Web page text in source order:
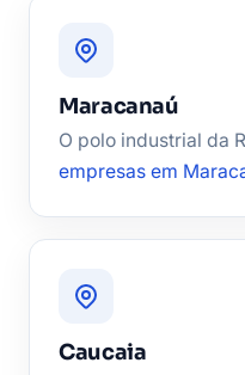
Maracanaú
O polo industrial da
empresas em
Caucaia